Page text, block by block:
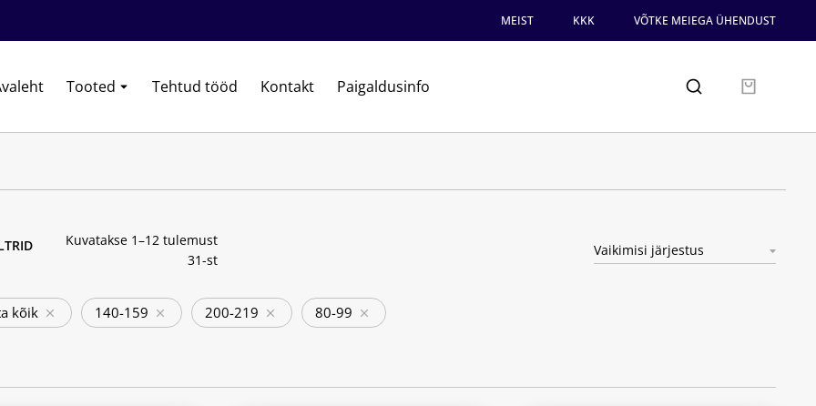
MEIST KKK VÕTKE MEIEGA ÜHENDUST
Tooted Tehtud tööd Kontakt Paigaldusinfo
Kuvatakse 1–12 tulemust
31-st
kõik 140-159 200-219 80-99